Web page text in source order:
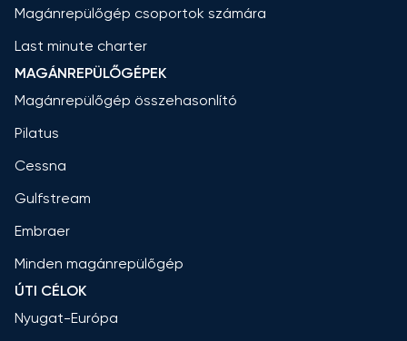
Magánrepülőgép csoportok számára
Last minute charter
MAGÁNREPÜLŐGÉPEK
Magánrepülőgép összehasonlító
Pilatus
Cessna
Gulfstream
Embraer
Minden magánrepülőgép
ÚTI CÉLOK
Nyugat-Európa